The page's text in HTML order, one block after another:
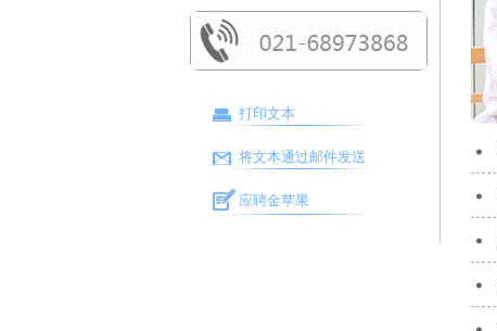
打印文本
将文本通过邮件发送
应聘金苹果